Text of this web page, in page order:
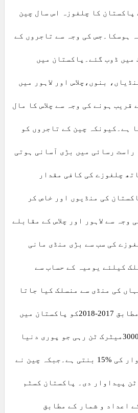
پاکستان کا چلغوزہ اس سال چین
ہوسکا۔جس کی وجہ سے تاجروں کے
میں ڈوب گئے۔پاکستان میں
بنوں،چلاس اور لاہور میں
قریب ہونے کی وجہ سے چلاس کا مال
ہے۔کیونکہ چین کے تاجروں کو
راست رسائی میں بڑی آسانی ہوتی
چلغوزے کی کافی مقدار
کی منڈیوں اور خاص کر
وجہ سے لاہور اور چلاس کے مقابلے
کی سب سے بڑی منڈی مانی
کیلئے یومیہ کے حساب سے
کی منڈی سے منسلک کیا جاتا
ہے۔بزنس ریکارڈ کے مطابق 2017-2018کو پاکستان میں
چلغوزے کی پیداوار 3000میٹرک ٹن رہی جو پوری دنیا
میں چلغوزے کی پیداوار کی %15 بنتی ہے۔جبکہ چین نے
ٹن پیداوار دی۔ پاکستان کسٹم
کے 2013-2014 کے اعداد و شمار کے مطابق